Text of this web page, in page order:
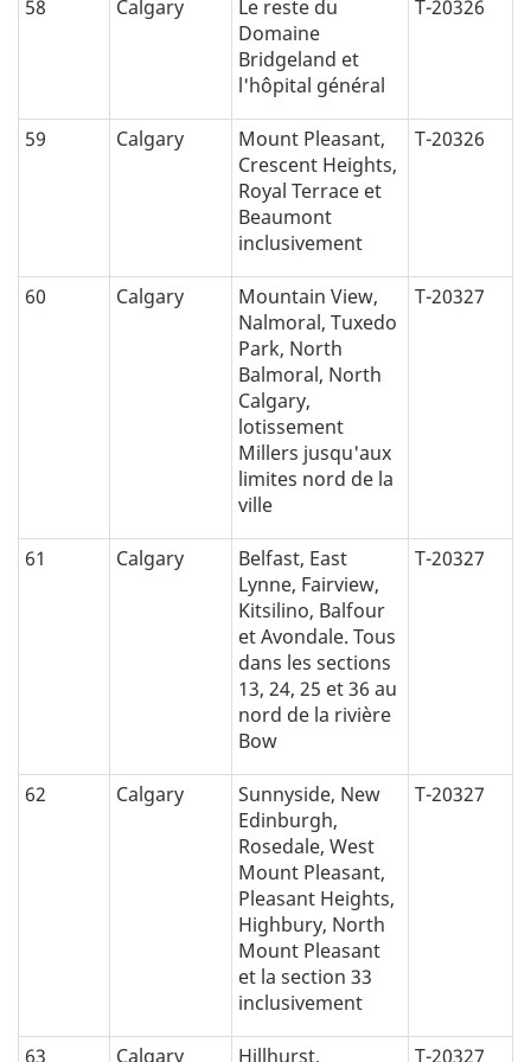
58 Calgary
Le reste du
Domaine
Bridgeland et
l'hôpital général
T-20326
59 Calgary
Mount Pleasant,
Crescent Heights,
Royal Terrace et
Beaumont
inclusivement
T-20326
60 Calgary
Mountain View,
Nalmoral, Tuxedo
Park, North
Balmoral, North
Calgary,
lotissement
Millers jusqu'aux
limites nord de la
ville
T-20327
61 Calgary
Belfast, East
Lynne, Fairview,
Kitsilino, Balfour
et Avondale. Tous
dans les sections
13, 24, 25 et 36 au
nord de la rivière
Bow
T-20327
62 Calgary
Sunnyside, New
Edinburgh,
Rosedale, West
Mount Pleasant,
Pleasant Heights,
Highbury, North
Mount Pleasant
et la section 33
inclusivement
T-20327
63 Calgary Hillhurst, T-20327